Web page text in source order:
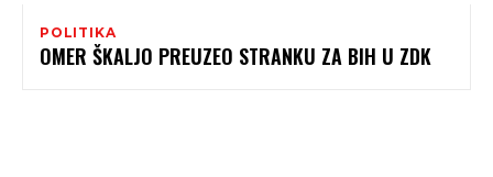
POLITIKA
OMER ŠKALJO PREUZEO STRANKU ZA BIH U ZDK